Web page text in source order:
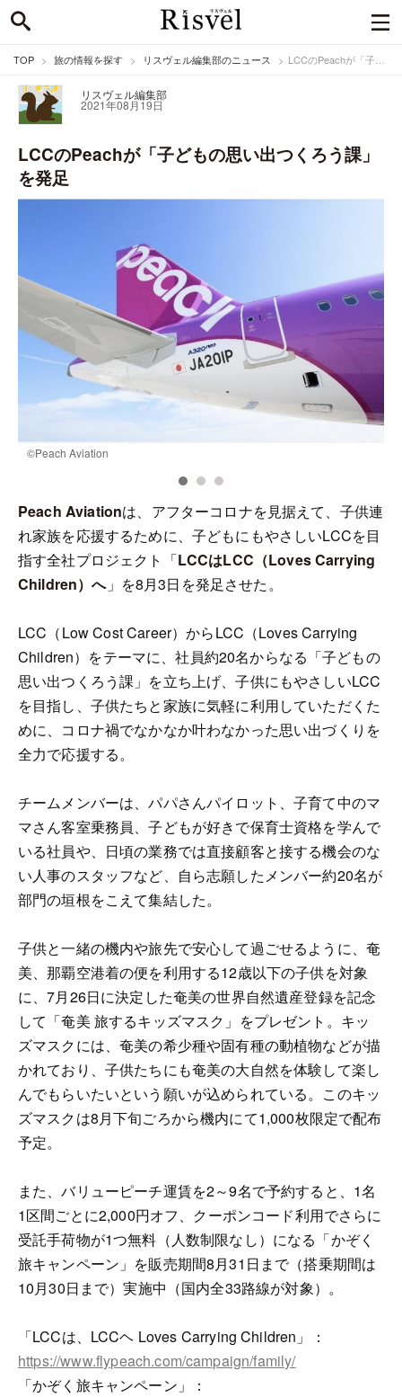
TOP 旅の情報を探す リスヴェル編集部のニュース LCCのPeachが「子どもの思い出つくろう課」を発足
リスヴェル編集部
2021年08月19日
LCCのPeachが「子どもの思い出つくろう課」
を発足
©️Peach Aviation
Peach Aviationは、アフターコロナを見据えて、子供連
れ家族を応援するために、子どもにもやさしいLCCを目
指す全社プロジェクト「LCCはLCC（Loves Carrying
Children）へ」を8月3日を発足させた。
LCC（Low Cost Career）からLCC（Loves Carrying
Children）をテーマに、社員約20名からなる「子どもの
思い出つくろう課」を立ち上げ、子供にもやさしいLCC
を目指し、子供たちと家族に気軽に利用していただくた
めに、コロナ禍でなかなか叶わなかった思い出づくりを
全力で応援する。
チームメンバーは、パパさんパイロット、子育て中のマ
マさん客室乗務員、子どもが好きで保育士資格を学んで
いる社員や、日頃の業務では直接顧客と接する機会のな
い人事のスタッフなど、自ら志願したメンバー約20名が
部門の垣根をこえて集結した。
子供と一緒の機内や旅先で安心して過ごせるように、奄
美、那覇空港着の便を利用する12歳以下の子供を対象
に、7月26日に決定した奄美の世界自然遺産登録を記念
して「奄美 旅するキッズマスク」をプレゼント。キッ
ズマスクには、奄美の希少種や固有種の動植物などが描
かれており、子供たちにも奄美の大自然を体験して楽し
んでもらいたいという願いが込められている。このキッ
ズマスクは8月下旬ごろから機内にて1,000枚限定で配布
予定。
また、バリューピーチ運賃を2～9名で予約すると、1名
1区間ごとに2,000円オフ、クーポンコード利用でさらに
受託手荷物が1つ無料（人数制限なし）になる「かぞく
旅キャンペーン」を販売期間8月31日まで（搭乗期間は
10月30日まで）実施中（国内全33路線が対象）。
「LCCは、LCCヘ Loves Carrying Children」：
https://www.flypeach.com/campaign/family/
「かぞく旅キャンペーン」：